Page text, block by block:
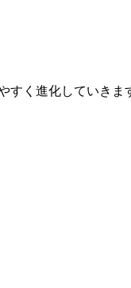
すく進化していきま